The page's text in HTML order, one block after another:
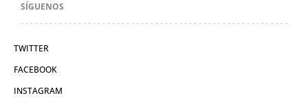
SÍGUENOS
TWITTER
FACEBOOK
INSTAGRAM